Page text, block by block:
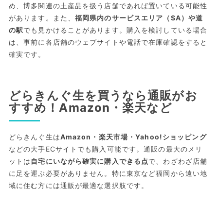
め、博多関連の土産品を扱う店舗であれば置いている可能性
があります。また、福岡県内のサービスエリア（SA）や道
の駅でも見かけることがあります。購入を検討している場合
は、事前に各店舗のウェブサイトや電話で在庫確認をすると
確実です。
どらきんぐ生を買うなら通販がお
すすめ！Amazon・楽天など
どらきんぐ生はAmazon・楽天市場・Yahoo!ショッピング
などの大手ECサイトでも購入可能です。通販の最大のメリ
ットは 自宅にいながら確実に購入できる点で、わざわざ店舗
に足を運ぶ必要がありません。特に東京など福岡から遠い地
域に住む方には通販が最適な選択肢です。